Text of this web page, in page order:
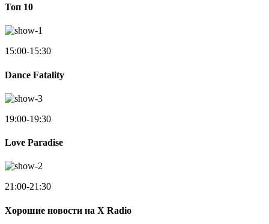
Toп 10
15:00-15:30
Dance Fatality
19:00-19:30
Love Paradise
21:00-21:30
Хорошие новости на X Radio